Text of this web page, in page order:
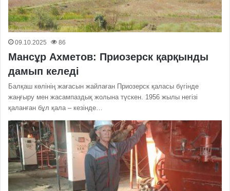
09.10.2025 86
Мансұр Ахметов: Приозерск қарқынды
дамып келеді
Балқаш көлінің жағасын жайлаған Приозерск қаласы бүгінде
жаңғыру мен жасампаздық жолына түскен. 1956 жылы негізі
қаланған бұл қала – кезінде…